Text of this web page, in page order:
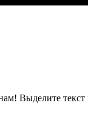
Выделите текст